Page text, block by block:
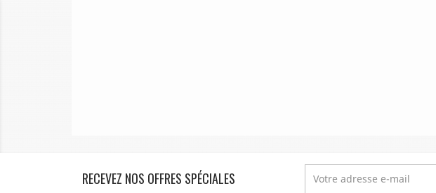
RECEVEZ NOS OFFRES SPÉCIALES